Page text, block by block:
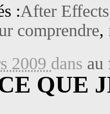
:After Effects
comprendre,
2009 dans au
QUE